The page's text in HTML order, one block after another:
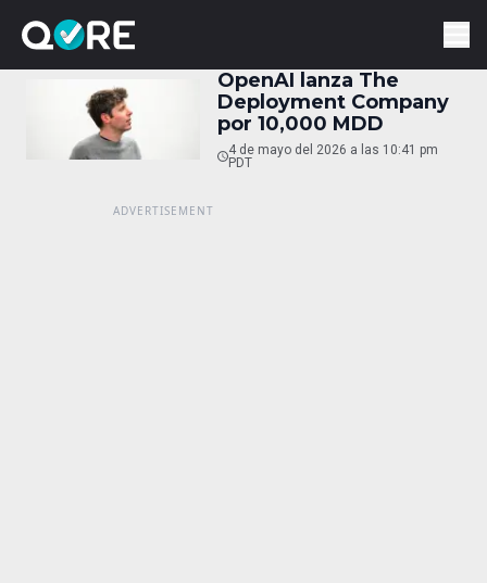
OpenAI lanza The
Deployment Company
por 10,000 MDD
4 de mayo del 2026 a las 10:41 pm
PDT